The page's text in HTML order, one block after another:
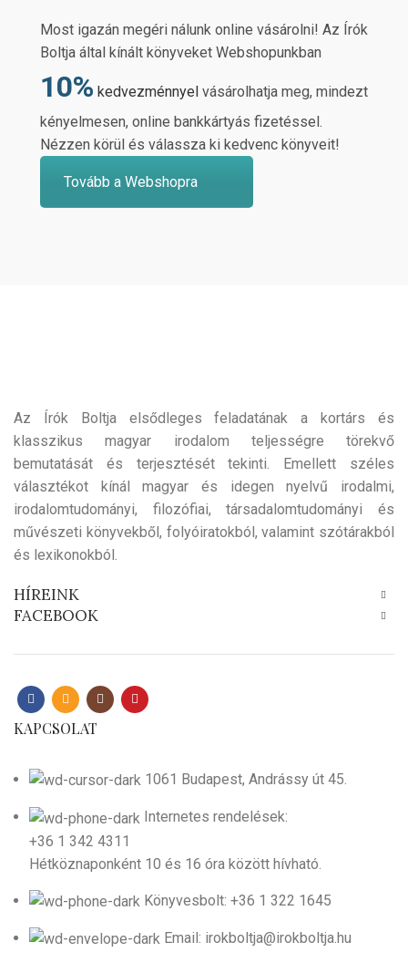
Most igazán megéri nálunk online vásárolni! Az Írók
Boltja által kínált könyveket Webshopunkban
10% kedvezménnyel vásárolhatja meg, mindezt
kényelmesen, online bankkártyás fizetéssel.
Nézzen körül és válassza ki kedvenc könyveit!
Tovább a Webshopra
Az Írók Boltja elsődleges feladatának a kortárs és
klasszikus magyar irodalom teljességre törekvő
bemutatását és terjesztését tekinti. Emellett széles
választékot kínál magyar és idegen nyelvű irodalmi,
irodalomtudományi, filozófiai, társadalomtudományi és
művészeti könyvekből, folyóiratokból, valamint szótárakból
és lexikonokból.
HÍREINK
FACEBOOK
KAPCSOLAT
1061 Budapest, Andrássy út 45.
Internetes rendelések:
+36 1 342 4311
Hétköznaponként 10 és 16 óra között hívható.
Könyvesbolt: +36 1 322 1645
Email: irokboltja@irokboltja.hu